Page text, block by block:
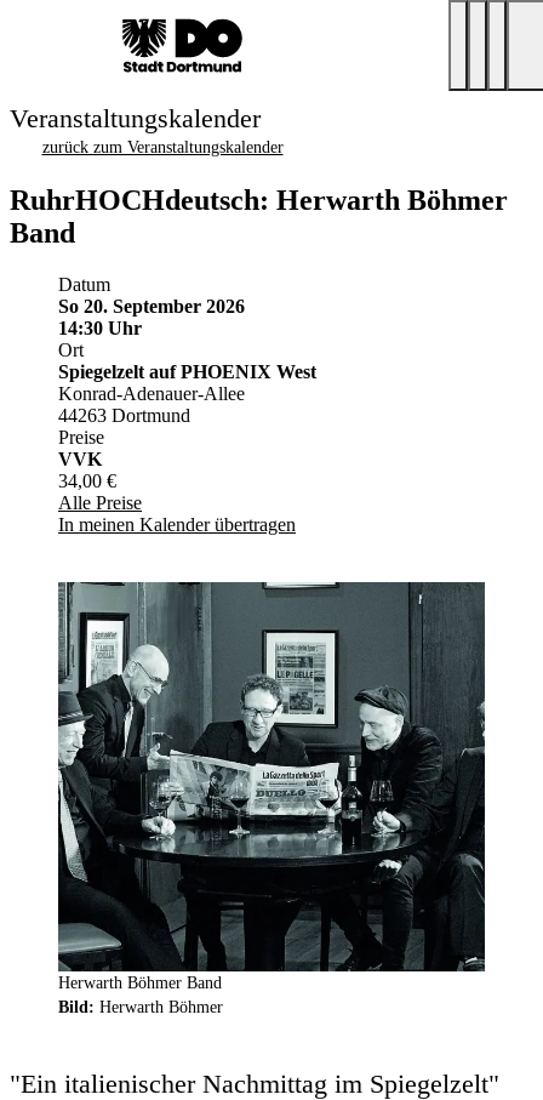
Veranstaltungskalender
zurück zum Veranstaltungskalender
RuhrHOCHdeutsch: Herwarth Böhmer
Band
Datum
So 20. September 2026
14:30 Uhr
Ort
Spiegelzelt auf PHOENIX West
Konrad-Adenauer-Allee
44263 Dortmund
Preise
VVK
34,00 €
Alle Preise
In meinen Kalender übertragen
Herwarth Böhmer Band
Bild: Herwarth Böhmer
"Ein italienischer Nachmittag im Spiegelzelt"